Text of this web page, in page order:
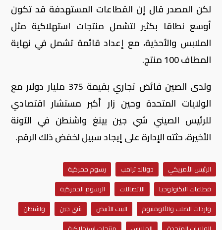
لكن المصدر قال إن القطاعات المستهدفة قد تكون
أوسع نطاقا بكثير لتشمل منتجات استهلاكية مثل
الملابس والأحذية، مع إعداد قائمة تشمل في نهاية
المطاف 100 منتج.
ولدى الصين فائض تجاري بقيمة 375 مليار دولار مع
الولايات المتحدة وحين زار أكبر مستشار اقتصادي
للرئيس الصيني شي جين بينغ واشنطن في الآونة
الأخيرة، حثته الإدارة على إيجاد سبيل لخفض ذلك الرقم.
الرئيس الأمريكي دونالد ترامب
رسوم جمركية
قطاعات التكنولوجيا
الاتصالات
الرسوم الجمركية
واردات الصلب والألومنيوم
البيت الأبيض شي جين
واشنطن